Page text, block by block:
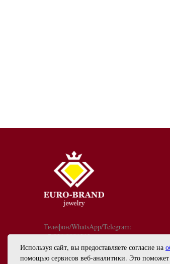
Используя сайт, вы предоставляете согласие на
помощью сервисов веб-аналитики. Это
Телефон/WhatsApp/Telegram:
+7 921 9081213
График работы: с 10:00 до 18:00
info@euro-brand.ru